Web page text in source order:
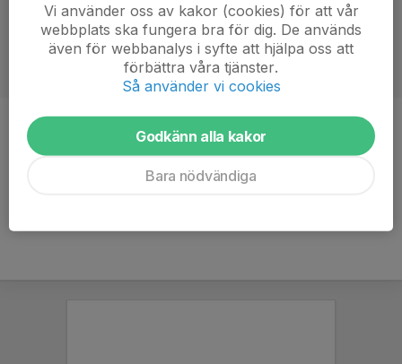
Titel
Huvudansvarig tränare
Ålder
35 år
Vi använder oss av kakor (cookies) för att vår
webbplats ska fungera bra för dig. De används
även för webbanalys i syfte att hjälpa oss att
förbättra våra tjänster.
Så använder vi cookies
Godkänn alla kakor
Bara nödvändiga